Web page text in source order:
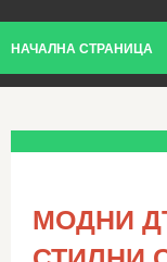
НАЧАЛНА СТРАНИЦА
МОДНИ